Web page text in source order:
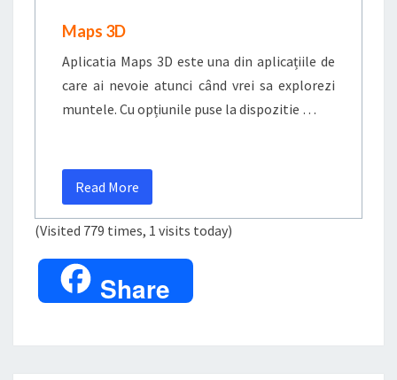
Maps 3D
Aplicatia Maps 3D este una din aplicațiile de
care ai nevoie atunci când vrei sa explorezi
muntele. Cu opțiunile puse la dispozitie …
Read More
(Visited 779 times, 1 visits today)
Share